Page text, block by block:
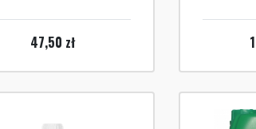
47,50 zł